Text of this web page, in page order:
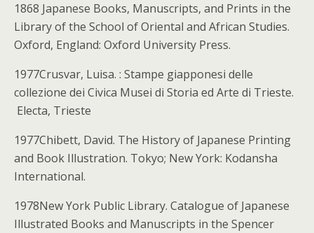
1868 Japanese Books, Manuscripts, and Prints in the
Library of the School of Oriental and African Studies.
Oxford, England: Oxford University Press.
1977Crusvar, Luisa. : Stampe giapponesi delle
collezione dei Civica Musei di Storia ed Arte di Trieste.
Electa, Trieste
1977Chibett, David. The History of Japanese Printing
and Book Illustration. Tokyo; New York: Kodansha
International.
1978New York Public Library. Catalogue of Japanese
Illustrated Books and Manuscripts in the Spencer